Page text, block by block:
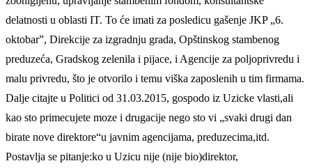
delatnosti u oblasti IT. To će imati za posledicu gašenje JKP „6.
oktobar”, Direkcije za izgradnju grada, Opštinskog stambenog
preduzeća, Gradskog zelenila i pijace, i Agencije za poljoprivredu i
malu privredu, što je otvorilo i temu viška zaposlenih u tim firmama.
Dalje citajte u Politici od 31.03.2015, gospodo iz Uzicke vlasti,ali
kao sto primecujete moze i drugacije nego sto vi „svaki drugi dan
birate nove direktore“u javnim agencijama, preduzecima,itd.
Postavlja se pitanje:ko u Uzicu nije (nije bio)direktor,